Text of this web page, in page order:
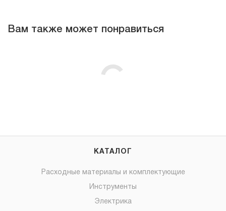
Вам также может понравиться
КАТАЛОГ
Расходные материалы и комплектующие
Инструменты
Электрика